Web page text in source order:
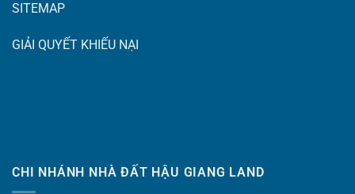
SITEMAP
GIẢI QUYẾT KHIẾU NẠI
CHI NHÁNH NHÀ ĐẤT HẬU GIANG LAND